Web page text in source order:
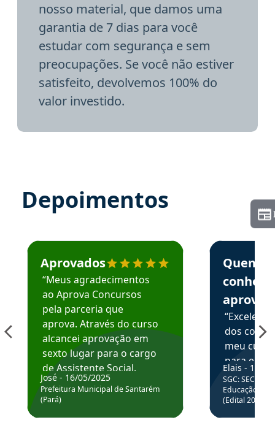
nosso material, que damos uma
garantia de 7 dias para você
estudar com segurança e sem
preocupações. Se você não estiver
satisfeito, devolvemos 100% do
valor investido.
Depoimentos
Estudante José recomenda o Aprova Concursos em
Aprovados
“Meus agradecimentos
ao Aprova Concursos
pela parceria que
aprova. Através do curso
alcancei aprovação em
sexto lugar para o cargo
de Assistente Social.
Hoje estou atuando na
Prefeitura de Santarém.
José - 16/05/2025
Prefeitura Municipal de Santarém
(Pará)
Estudante
Quem
aprova
dos
meu
para
colocar
através
de
Elais - 15/
SGC: SEC BA
Educação
(Edital